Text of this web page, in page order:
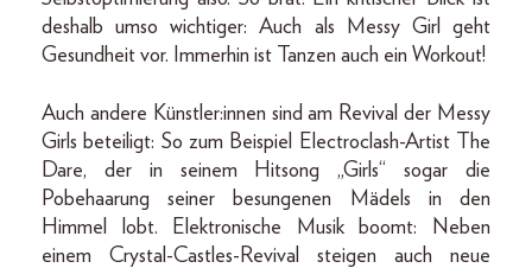
deshalb umso wichtiger: Auch als Messy Girl geht
Gesundheit vor. Immerhin ist Tanzen auch ein Workout!
Auch andere Künstler:innen sind am Revival der Messy
Girls beteiligt: So zum Beispiel Electroclash-Artist The
Dare, der in seinem Hitsong „Girls“ sogar die
Pobehaarung seiner besungenen Mädels in den
Himmel lobt. Elektronische Musik boomt: Neben
einem Crystal-Castles-Revival steigen auch neue